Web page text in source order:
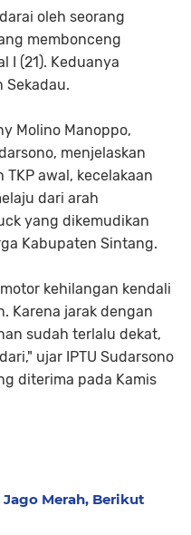
oleh seorang
membonceng
I (21). Keduanya
Sekadau.
Molino Manoppo,
menjelaskan
awal, kecelakaan
dari arah
yang dikemudikan
Kabupaten Sintang.
kehilangan kendali
Karena jarak dengan
sudah terlalu dekat,
ujar IPTU Sudarsono
diterima pada Kamis
Jago Merah, Berikut